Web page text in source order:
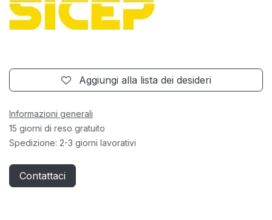
Aggiungi alla lista dei desideri
Informazioni generali
15 giorni di reso gratuito
Spedizione: 2-3 giorni lavorativi
Contattaci